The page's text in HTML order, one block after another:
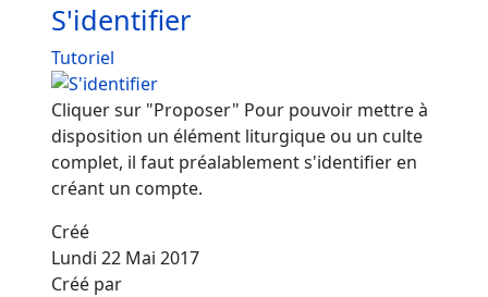
S'identifier
Tutoriel
Cliquer sur "Proposer" Pour pouvoir mettre à
disposition un élément liturgique ou un culte
complet, il faut préalablement s'identifier en
créant un compte.
Créé
Lundi 22 Mai 2017
Créé par